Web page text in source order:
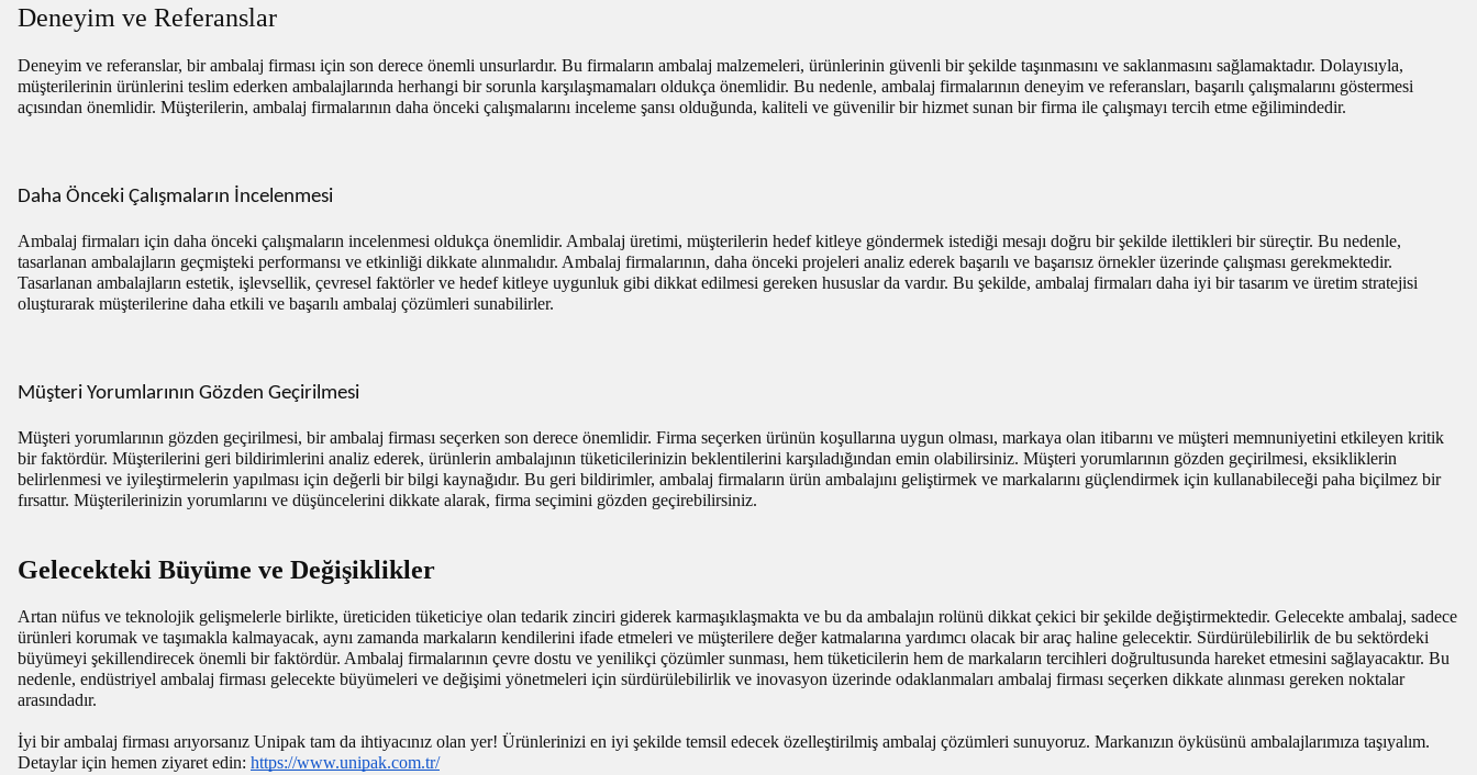
Deneyim ve Referanslar
Deneyim ve referanslar, bir ambalaj firması için son derece önemli unsurlardır. Bu firmaların ambalaj malzemeleri, ürünlerinin güvenli bir şekilde taşınmasını ve saklanmasını sağlamaktadır. Dolayısıyla,
müşterilerinin ürünlerini teslim ederken ambalajlarında herhangi bir sorunla karşılaşmamaları oldukça önemlidir. Bu nedenle, ambalaj firmalarının deneyim ve referansları, başarılı çalışmalarını göstermesi
açısından önemlidir. Müşterilerin, ambalaj firmalarının daha önceki çalışmalarını inceleme şansı olduğunda, kaliteli ve güvenilir bir hizmet sunan bir firma ile çalışmayı tercih etme eğilimindedir.
Daha Önceki Çalışmaların İncelenmesi
Ambalaj firmaları için daha önceki çalışmaların incelenmesi oldukça önemlidir. Ambalaj üretimi, müşterilerin hedef kitleye göndermek istediği mesajı doğru bir şekilde ilettikleri bir süreçtir. Bu nedenle,
tasarlanan ambalajların geçmişteki performansı ve etkinliği dikkate alınmalıdır. Ambalaj firmalarının, daha önceki projeleri analiz ederek başarılı ve başarısız örnekler üzerinde çalışması gerekmektedir.
Tasarlanan ambalajların estetik, işlevsellik, çevresel faktörler ve hedef kitleye uygunluk gibi dikkat edilmesi gereken hususlar da vardır. Bu şekilde, ambalaj firmaları daha iyi bir tasarım ve üretim stratejisi
oluşturarak müşterilerine daha etkili ve başarılı ambalaj çözümleri sunabilirler.
Müşteri Yorumlarının Gözden Geçirilmesi
Müşteri yorumlarının gözden geçirilmesi, bir ambalaj firması seçerken son derece önemlidir. Firma seçerken ürünün koşullarına uygun olması, markaya olan itibarını ve müşteri memnuniyetini etkileyen kritik
bir faktördür. Müşterilerini geri bildirimlerini analiz ederek, ürünlerin ambalajının tüketicilerinizin beklentilerini karşıladığından emin olabilirsiniz. Müşteri yorumlarının gözden geçirilmesi, eksikliklerin
belirlenmesi ve iyileştirmelerin yapılması için değerli bir bilgi kaynağıdır. Bu geri bildirimler, ambalaj firmaların ürün ambalajını geliştirmek ve markalarını güçlendirmek için kullanabileceği paha biçilmez bir
fırsattır. Müşterilerinizin yorumlarını ve düşüncelerini dikkate alarak, firma seçimini gözden geçirebilirsiniz.
Gelecekteki Büyüme ve Değişiklikler
Artan nüfus ve teknolojik gelişmelerle birlikte, üreticiden tüketiciye olan tedarik zinciri giderek karmaşıklaşmakta ve bu da ambalajın rolünü dikkat çekici bir şekilde değiştirmektedir. Gelecekte ambalaj, sadece
ürünleri korumak ve taşımakla kalmayacak, aynı zamanda markaların kendilerini ifade etmeleri ve müşterilere değer katmalarına yardımcı olacak bir araç haline gelecektir. Sürdürülebilirlik de bu sektördeki
büyümeyi şekillendirecek önemli bir faktördür. Ambalaj firmalarının çevre dostu ve yenilikçi çözümler sunması, hem tüketicilerin hem de markaların tercihleri doğrultusunda hareket etmesini sağlayacaktır. Bu
nedenle, endüstriyel ambalaj firması gelecekte büyümeleri ve değişimi yönetmeleri için sürdürülebilirlik ve inovasyon üzerinde odaklanmaları ambalaj firması seçerken dikkate alınması gereken noktalar
arasındadır.
İyi bir ambalaj firması arıyorsanız Unipak tam da ihtiyacınız olan yer! Ürünlerinizi en iyi şekilde temsil edecek özelleştirilmiş ambalaj çözümleri sunuyoruz. Markanızın öyküsünü ambalajlarımıza taşıyalım.
Detaylar için hemen ziyaret edin: https://www.unipak.com.tr/